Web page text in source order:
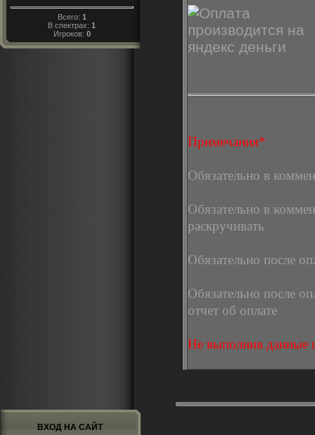
Всего: 1
В спектрах:1
Игроков: 0
Примечания*
Обязательно в
Обязательно в
раскручивать
Обязательно после
Обязательно после
отчет об оплате
Не выполнив данные
ВХОД НА САЙТ